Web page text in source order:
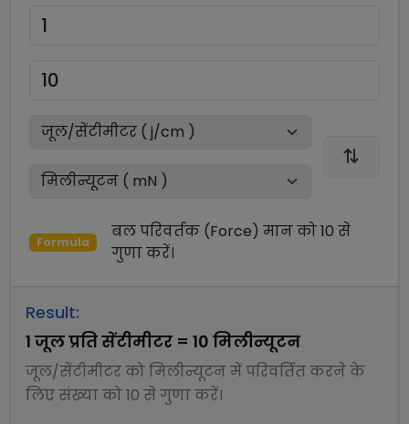
Formula
बल परिवर्तक (Force) मान को10 से
गुणाकरें।
Result:
1 जूल प्रति सेंटीमीटर = 10 मिलीन्यूटन
जूल/सेंटीमीटरकोमिलीन्यूटनमें परिवर्तित करने के
लिए संख्या को10 सेगुणाकरें।